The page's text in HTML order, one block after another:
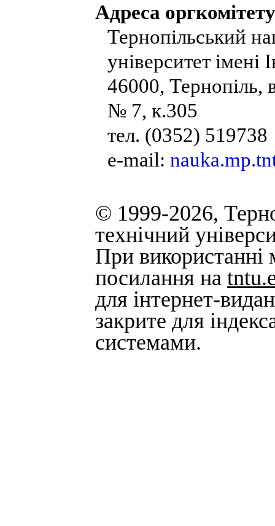
Адреса
Тернопільський
університет імені
46000, Тернопіль,
№ 7, к.305
тел. (0352) 519738
e-mail:
© 1999-2026,
технічний
При використанні
посилання на
для інтернет-
закрите для
системами.